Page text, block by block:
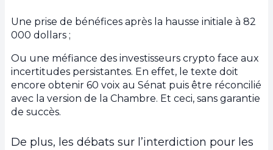
Une prise de bénéfices après la hausse initiale à 82
000 dollars ;
Ou une méfiance des investisseurs crypto face aux
incertitudes persistantes. En effet, le texte doit
encore obtenir 60 voix au Sénat puis être réconcilié
avec la version de la Chambre. Et ceci, sans garantie
de succès.
De plus, les débats sur l’interdiction pour les